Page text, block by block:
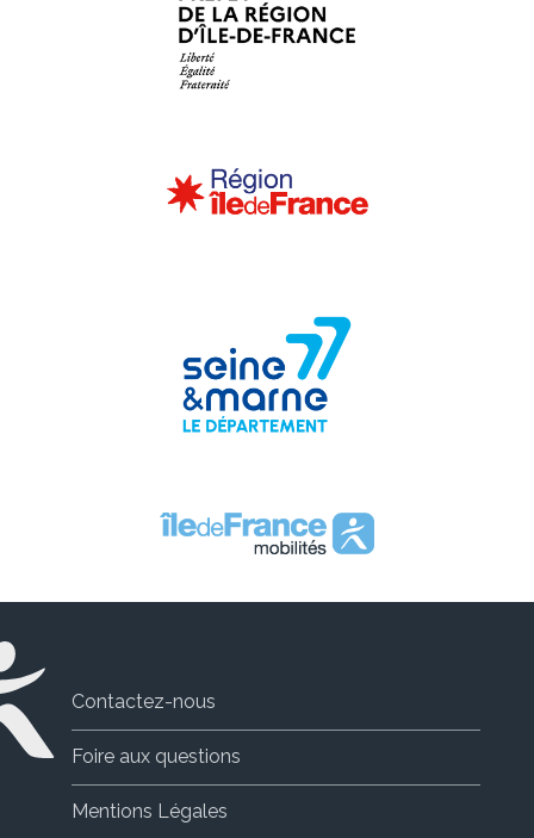
Contactez-nous
Foire aux questions
Mentions Légales